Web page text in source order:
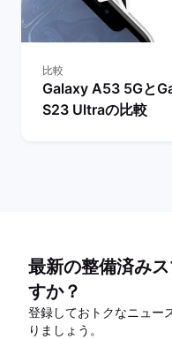
比較
Galaxy A53 5Gと
S23 Ultraの比較
最新の整備済み
すか？
登録しておトクなニュー
りましょう。